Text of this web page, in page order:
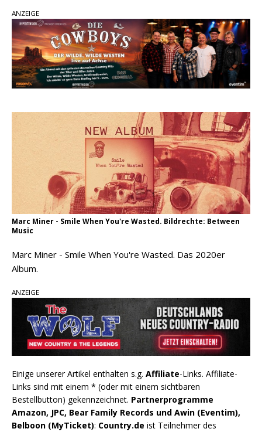
Randy Travis veröffentlicht mit „I Don’t Care“
einen weiteren Schatz aus dem Archiv
Danke für Euer Vertrauen: Country.de erreicht
täglich rund 10.000 Leser
Country mit Herz und Humor
ANZEIGE
Marc Miner - Smile When You're Wasted. Bildrechte: Between
Music
Marc Miner - Smile When You're Wasted. Das 2020er
Album.
ANZEIGE
Einige unserer Artikel enthalten s.g. Affiliate-Links. Affiliate-
Links sind mit einem * (oder mit einem sichtbaren
Bestellbutton) gekennzeichnet. Partnerprogramme
Amazon, JPC, Bear Family Records und Awin (Eventim),
Belboon (MyTicket): Country.de ist Teilnehmer des